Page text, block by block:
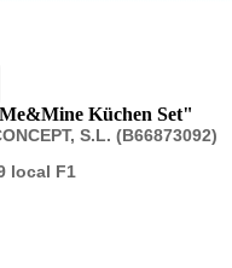
Küchen Set"
S.L. (B66873092)
local F1